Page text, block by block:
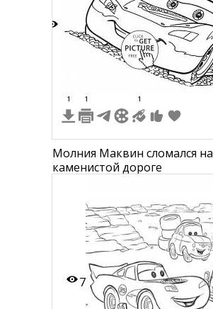
1 1 1
Молния Маквин сломался на
каменистой дороге
7